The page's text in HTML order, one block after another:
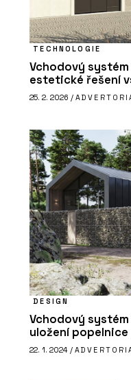
TECHNOLOGIE
Vchodový systém
estetické řešení
25. 2. 2026 /
DESIGN
Vchodový systém
uložení
22. 1. 2024 /